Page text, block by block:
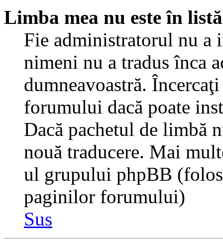
Limba mea nu este în
Fie administratorul nu a
nimeni nu a tradus înca
dumneavoastră.
forumului dacă poate
Dacă pachetul de limbă
nouă traducere. Mai
ul grupului phpBB
paginilor forumului)
Sus